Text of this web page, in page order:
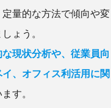
量的な方法で傾向や変
ょう。
な現状分析や、従業員向
、オフィス利活用に関
す。